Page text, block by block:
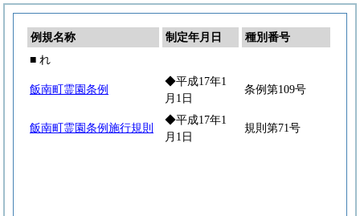
例規名称 制定年月日
種別番号
■ れ
飯南町霊園条例
◆平成17年1
月1日
条例第109号
飯南町霊園条例施行規則
◆平成17年1
月1日
規則第71号